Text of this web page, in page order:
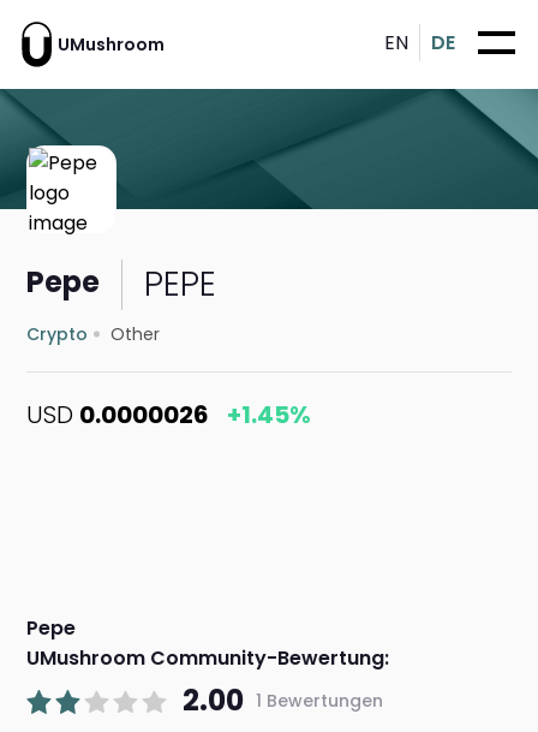
UMushroom EN DE
Pepe PEPE
Crypto Other
USD 0.0000026 +1.45%
Pepe
UMushroom Community-Bewertung:
2.00 1 Bewertungen